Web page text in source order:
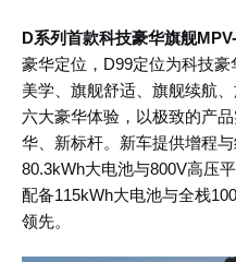
D系列首款科技豪华旗舰
豪华定位，D99定位为科技
美学、旗舰舒适、旗舰续航
六大豪华体验，以极致的产
华、新标杆。新车提供增程
80.3kWh大电池与800V高压
配备115kWh大电池与全栈
领先。